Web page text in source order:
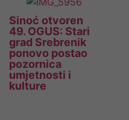
Sinoć otvoren
49. OGUS: Stari
grad Srebrenik
ponovo postao
pozornica
umjetnosti i
kulture